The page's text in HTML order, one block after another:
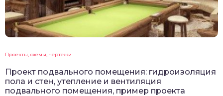
Проекты, схемы, чертежи
Проект подвального помещения: гидроизоляция
пола и стен, утепление и вентиляция
подвального помещения, пример проекта